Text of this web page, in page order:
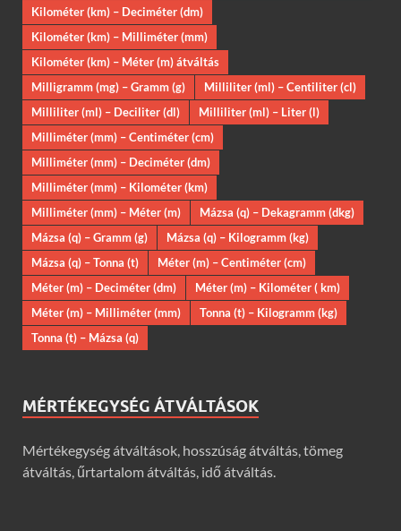
Kilométer (km) – Deciméter (dm)
Kilométer (km) – Milliméter (mm)
Kilométer (km) – Méter (m) átváltás
Milligramm (mg) – Gramm (g)
Milliliter (ml) – Centiliter (cl)
Milliliter (ml) – Deciliter (dl)
Milliliter (ml) – Liter (l)
Milliméter (mm) – Centiméter (cm)
Milliméter (mm) – Deciméter (dm)
Milliméter (mm) – Kilométer (km)
Milliméter (mm) – Méter (m)
Mázsa (q) – Dekagramm (dkg)
Mázsa (q) – Gramm (g)
Mázsa (q) – Kilogramm (kg)
Mázsa (q) – Tonna (t)
Méter (m) – Centiméter (cm)
Méter (m) – Deciméter (dm)
Méter (m) – Kilométer ( km)
Méter (m) – Milliméter (mm)
Tonna (t) – Kilogramm (kg)
Tonna (t) – Mázsa (q)
MÉRTÉKEGYSÉG ÁTVÁLTÁSOK
Mértékegység átváltások, hosszúság átváltás, tömeg
átváltás, űrtartalom átváltás, idő átváltás.